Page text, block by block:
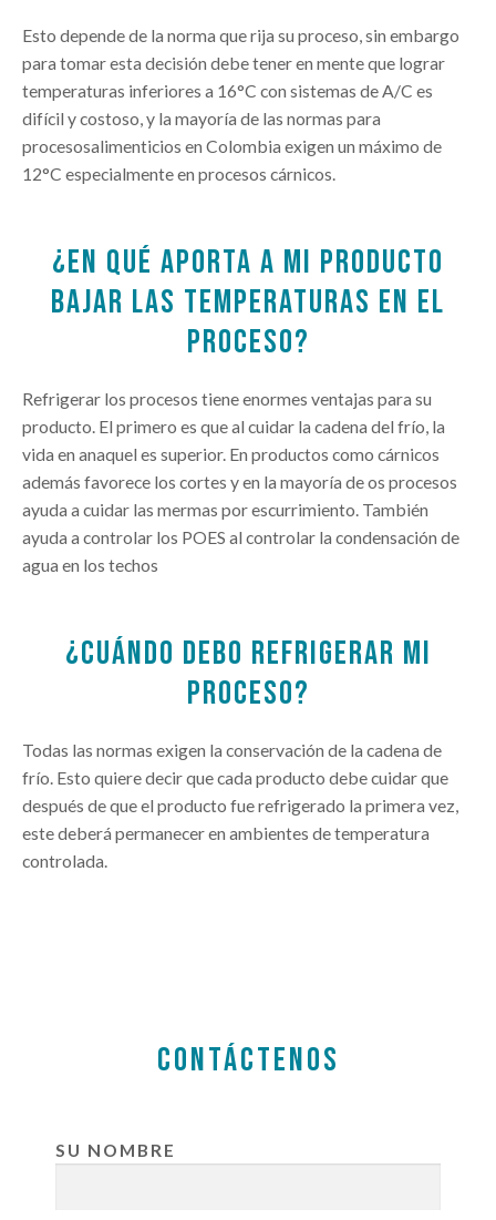
Esto depende de la norma que rija su proceso, sin embargo
para tomar esta decisión debe tener en mente que lograr
temperaturas inferiores a 16°C con sistemas de A/C es
difícil y costoso, y la mayoría de las normas para
procesosalimenticios en Colombia exigen un máximo de
12°C especialmente en procesos cárnicos.
¿EN QUÉ APORTA A MI PRODUCTO
BAJAR LAS TEMPERATURAS EN EL
PROCESO?
Refrigerar los procesos tiene enormes ventajas para su
producto. El primero es que al cuidar la cadena del frío, la
vida en anaquel es superior. En productos como cárnicos
además favorece los cortes y en la mayoría de os procesos
ayuda a cuidar las mermas por escurrimiento. También
ayuda a controlar los POES al controlar la condensación de
agua en los techos
¿CUÁNDO DEBO REFRIGERAR MI
PROCESO?
Todas las normas exigen la conservación de la cadena de
frío. Esto quiere decir que cada producto debe cuidar que
después de que el producto fue refrigerado la primera vez,
este deberá permanecer en ambientes de temperatura
controlada.
CONTÁCTENOS
SU NOMBRE